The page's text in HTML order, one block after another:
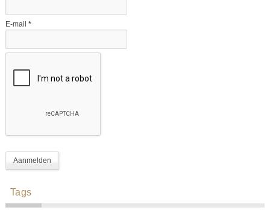
E-mail *
Tags